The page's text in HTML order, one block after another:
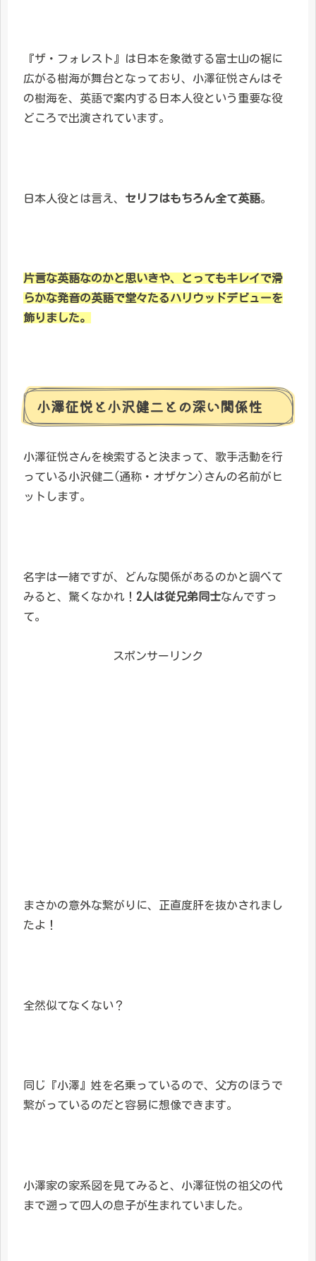
『ザ・フォレスト』は日本を象徴する富士山の裾に
広がる樹海が舞台となっており、小澤征悦さんはそ
の樹海を、英語で案内する日本人役という重要な役
どころで出演されています。
日本人役とは言え、 セリフはもちろん全て英語。
片言な英語なのかと思いきや、とってもキレイで滑
らかな発音の英語で堂々たるハリウッドデビューを
飾りました。
小澤征悦と小沢健二との深い関係性
小澤征悦さんを検索すると決まって、歌手活動を行
っている小沢健二(通称・オザケン)さんの名前がヒ
ットします。
名字は一緒ですが、どんな関係があるのかと調べて
みると、驚くなかれ！ 2人は従兄弟同士なんですっ
て。
スポンサーリンク
まさかの意外な繋がりに、正直度肝を抜かされまし
たよ！
全然似てなくない？
同じ『小澤』姓を名乗っているので、父方のほうで
繋がっているのだと容易に想像できます。
小澤家の家系図を見てみると、小澤征悦の祖父の代
まで遡って四人の息子が生まれていました。